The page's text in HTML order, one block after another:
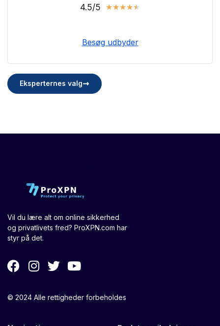
4.5/5 ★★★★★
Besøg udbyder
Eksperternes valg
Vil du lære alt om online sikkerhed
og privatlivets fred? ProXPN.com har
styr på det.
© 2024 Alle rettigheder forbeholdes